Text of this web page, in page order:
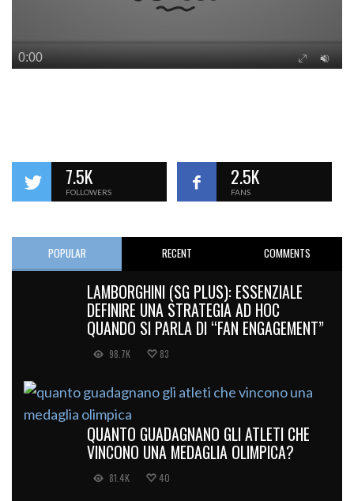
7.5K
FOLLOWERS
2.5K
FANS
POPULAR RECENT COMMENTS
LAMBORGHINI (SG PLUS): ESSENZIALE
DEFINIRE UNA STRATEGIA AD HOC
QUANDO SI PARLA DI “FAN ENGAGEMENT”
98.7K 83
QUANTO GUADAGNANO GLI ATLETI CHE
VINCONO UNA MEDAGLIA OLIMPICA?
81.4K 40